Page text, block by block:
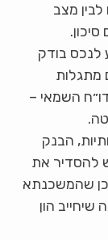
מצב
לנכס בודק
מתגלות
השמאי –
הבנק
להסדיר את
שהמשכנתא
שיחייב הון